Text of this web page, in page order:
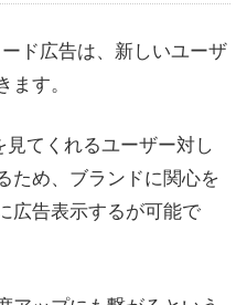
ド広告は、新しいユーザ
す。
てくれるユーザー対し
ため、ブランドに関心を
広告表示するが可能で